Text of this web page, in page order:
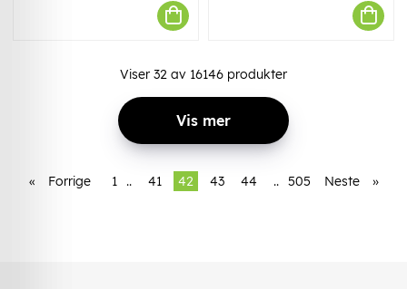
Viser 32 av 16146 produkter
Vis mer
« Forrige 1 .. 41 42 43 44 .. 505 Neste »